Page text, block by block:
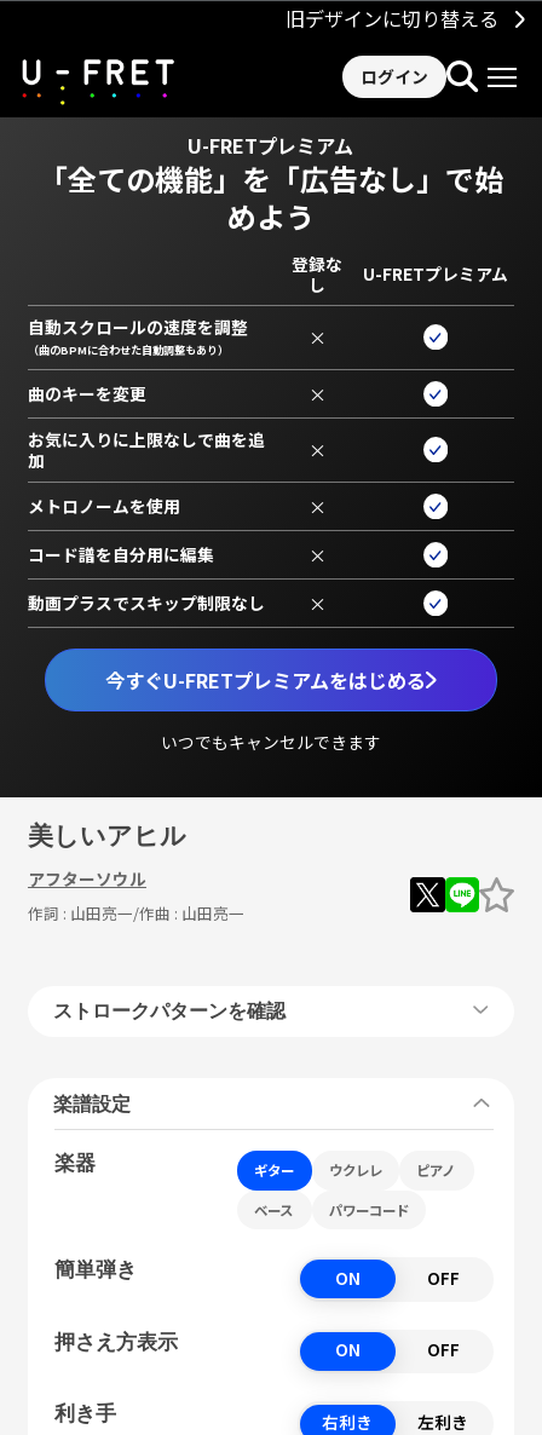
旧デザインに切り替える
ログイン
U-FRETプレミアム
「全ての機能」を 「広告なし」で始
めよう
今すぐU-FRETプレミアムをはじめる
いつでもキャンセルできます
登録な
し
U-FRETプレミアム
自動スクロールの速度を調整
（曲のBPMに合わせた自動調整もあり） ×
曲のキーを変更 ×
お気に入りに上限なしで曲を追
加
×
メトロノームを使用 ×
コード譜を自分用に編集 ×
動画プラスでスキップ制限なし ×
美しいアヒル
アフターソウル
作詞 : 山田亮一/作曲 : 山田亮一
ストロークパターンを確認
楽譜設定
楽器 ギター ウクレレ ピアノ
ベース パワーコード
簡単弾き ON OFF
押さえ方表示 ON OFF
利き手 右利き 左利き